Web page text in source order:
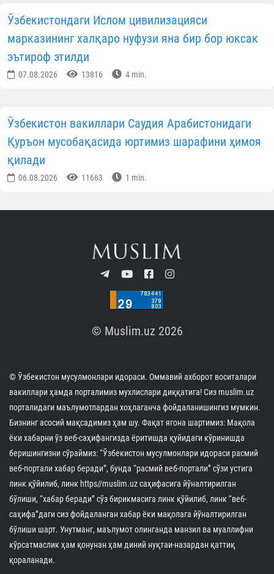
Ўзбекистондаги Ислом цивилизацияси
марказининг халқаро нуфузи яна бир бор юксак
эътироф этилди
07.08.2026 13816 4 min.
Ўзбекистон вакиллари Саудия Арабистонидаги
Қуръон мусобақасида юртимиз шарафини ҳимоя
қилади
06.08.2026 11663 1 min.
© Muslim.uz 2026
© Ўзбекистон мусулмонлари идораси. Оммавий ахборот воситалари
вакиллари ҳамда порталимиз мухлислари диққатига! Сиз muslim.uz
порталидаги маълумотлардан хоҳлаганча фойдаланишингиз мумкин.
Бизнинг асосий мақсадимиз ҳам шу. Фақат ягона шартимиз: Мақола
ёки хабарни ўз веб-саҳифангизда ёритишда қуйидаги кўринишда
беришингизни сўраймиз: “Ўзбекистон мусулмонлари идораси расмий
веб-портали хабар беради”, бунда “расмий веб-портали” сўзи устига
линк қўйилиб, линк https//muslim.uz саҳифасига йўналтирилган
бўлиши, “хабар беради” сўз бирикмасига линк қўйилиб, линк “веб-
саҳифа”даги сиз фойдаланган хабар ёки мақолага йўналтирилган
бўлиши шарт. Унутманг, маълумот олинганда манзил ва муаллифни
кўрсатмаслик ҳам қонунан ҳам диний нуқтаи-назардан қаттиқ
қораланади.